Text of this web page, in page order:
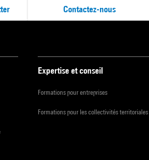
Contactez-nous
Expertise et conseil
Formations pour entreprises
Formations pour les collectivités territoriales